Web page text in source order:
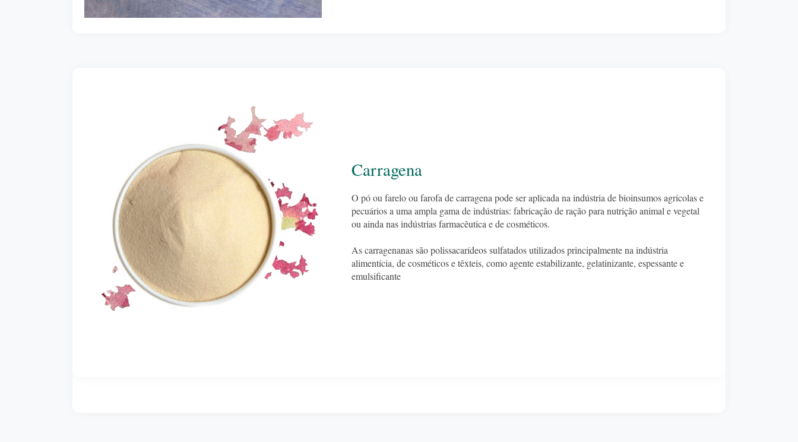
Carragena
O pó ou farelo ou farofa de carragena pode ser aplicada na indústria de bioinsumos agrícolas e
pecuários a uma ampla gama de indústrias: fabricação de ração para nutrição animal e vegetal
ou ainda nas indústrias farmacêutica e de cosméticos.
As carragenanas são polissacarídeos sulfatados utilizados principalmente na indústria
alimentícia, de cosméticos e têxteis, como agente estabilizante, gelatinizante, espessante e
emulsificante